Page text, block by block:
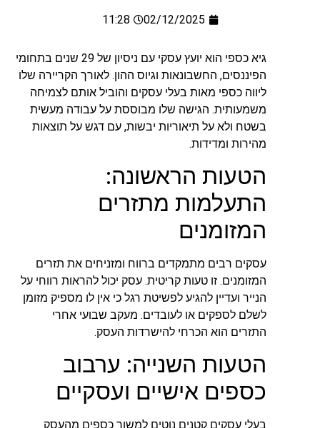
02/12/2025
11:28
גיא כספי הוא יועץ עסקי עם ניסיון של 29 שנים בתחומי
הפיננסים, החשבונאות וגיוס ההון. לאורך הקריירה שלו
ליווה כספי מאות בעלי עסקים והוביל אותם לצמיחה
משמעותית. הגישה שלו מבוססת על עבודה מעשית
בשטח ולא על תיאוריות יבשות, עם דגש על תוצאות
מהירות ומדידות.
הטעות הראשונה:
התעלמות מתזרים
המזומנים
עסקים רבים מתמקדים ברווח ומזניחים את תזרים
המזומנים. זו טעות קריטית. עסק יכול להראות רווחי על
הנייר ועדיין להגיע לפשיטת רגל כי אין לו מספיק מזומן
לשלם לספקים או לעובדים. מעקב שבועי אחרי
התזרים הוא הכרחי להישרדות העסק.
הטעות השנייה: ערבוב
כספים אישיים ועסקיים
בעלי עסקים קטנים נוטים למשוך כספים מהעסק